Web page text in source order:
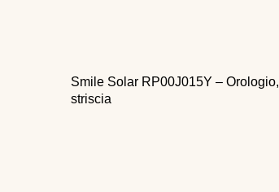
Smile Solar RP00J015Y – Orologio,
striscia